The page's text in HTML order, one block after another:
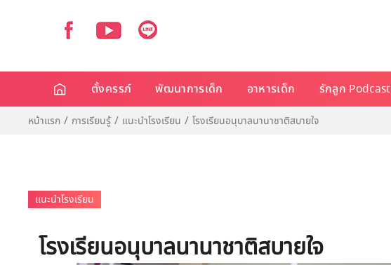
ตั้งครรภ์ พัฒนาการเด็ก อาหารเด็ก รักลูก Podcast
หน้าแรก การเรียนรู้ แนะนำโรงเรียน โรงเรียนอนุบาลนานาชาติสบายใจ
แนะนำโรงเรียน
โรงเรียนอนุบาลนานาชาติสบายใจ